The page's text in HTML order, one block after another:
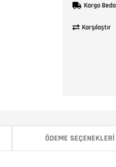
Kargo
Karşılaştır
ÖDEME SEÇENEKLERI